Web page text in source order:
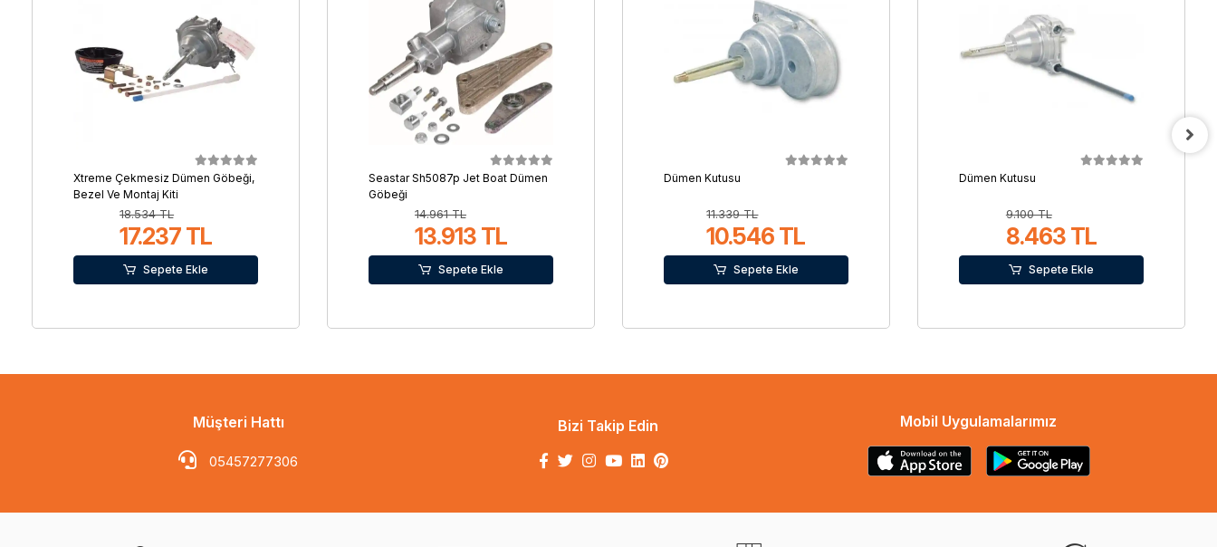
Xtreme Çekmesiz Dümen Göbeği,
Bezel Ve Montaj Kiti
18.534 TL
17.237 TL
Sepete Ekle
Seastar Sh5087p Jet Boat Dümen
Göbeği
14.961 TL
13.913 TL
Sepete Ekle
Dümen Kutusu
11.339 TL
10.546 TL
Sepete Ekle
Dümen Kutusu
9.100 TL
8.463 TL
Sepete Ekle
Müşteri Hattı
05457277306
Bizi Takip Edin Mobil Uygulamalarımız